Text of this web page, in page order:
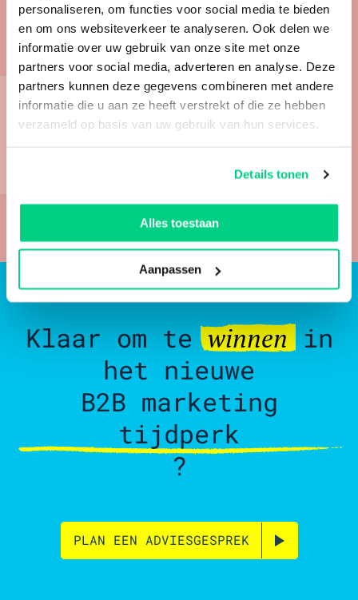
personaliseren, om functies voor social media te bieden
en om ons websiteverkeer te analyseren. Ook delen we
informatie over uw gebruik van onze site met onze
partners voor social media, adverteren en analyse. Deze
partners kunnen deze gegevens combineren met andere
informatie die u aan ze heeft verstrekt of die ze hebben
verzameld op basis van uw gebruik van hun services.
Details tonen
Alles toestaan
Aanpassen
andere helft versie B. Na een bepaalde periode
kan je de balans opmaken en concluderen
welke versie het beste converteert.
Wij zorgen alsonline marketing bureau voor
online groei. Benieuwd naar deSEO
uitbesteden kosten? Vraag een gratis consult
Klaar om tewinnen in
het nieuwe
B2B marketing
tijdperk
?
PLAN EEN ADVIESGESPREK